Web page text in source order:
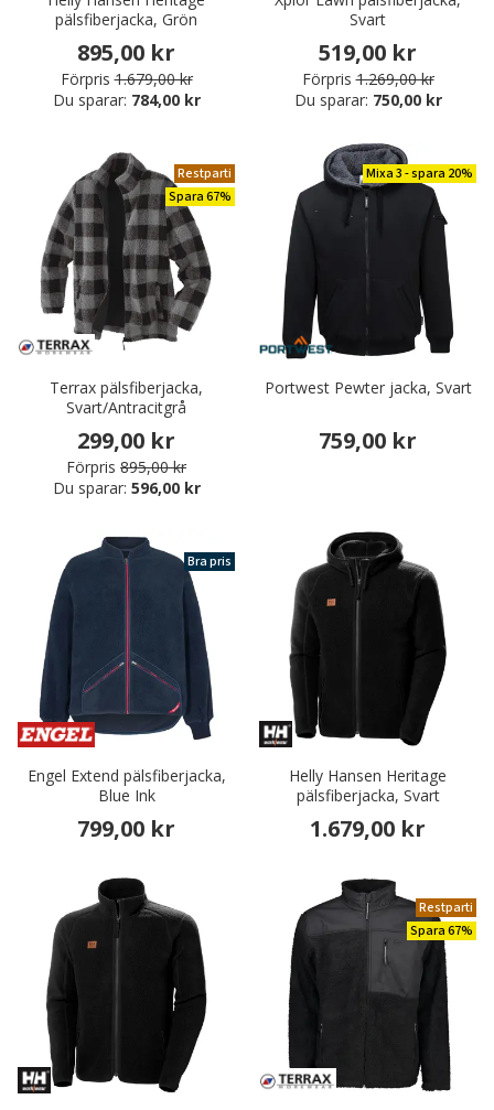
pälsfiberjacka, Grön
895,00 kr
Förpris 1.679,00 kr
Du sparar: 784,00 kr
Svart
519,00 kr
Förpris 1.269,00 kr
Du sparar: 750,00 kr
Restparti
Spara 67%
Terrax pälsfiberjacka,
Svart/Antracitgrå
299,00 kr
Förpris 895,00 kr
Du sparar: 596,00 kr
Mixa 3 - spara 20%
Portwest Pewter jacka, Svart
759,00 kr
Bra pris
Engel Extend pälsfiberjacka,
Blue Ink
799,00 kr
Helly Hansen Heritage
pälsfiberjacka, Svart
1.679,00 kr
Restparti
Spara 67%